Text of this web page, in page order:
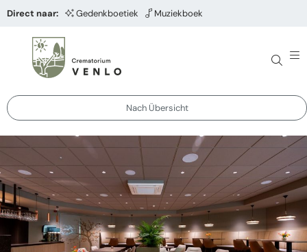
Direct naar: Gedenkboetiek Muziekboek
Nach Übersicht